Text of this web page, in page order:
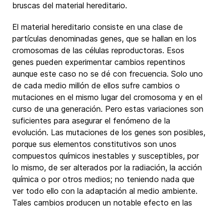
bruscas del material hereditario.
El material hereditario consiste en una clase de
partículas denominadas genes, que se hallan en los
cromosomas de las células reproductoras. Esos
genes pueden experimentar cambios repentinos
aunque este caso no se dé con frecuencia. Solo uno
de cada medio millón de ellos sufre cambios o
mutaciones en el mismo lugar del cromosoma y en el
curso de una generación. Pero estas variaciones son
suficientes para asegurar el fenómeno de la
evolución. Las mutaciones de los genes son posibles,
porque sus elementos constitutivos son unos
compuestos químicos inestables y susceptibles, por
lo mismo, de ser alterados por la radiación, la acción
química o por otros medios; no teniendo nada que
ver todo ello con la adaptación al medio ambiente.
Tales cambios producen un notable efecto en las